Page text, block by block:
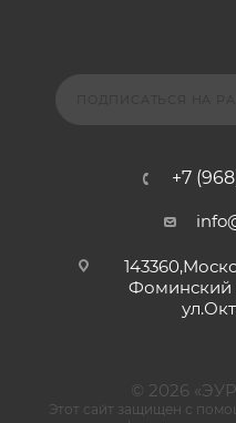
+7
Фоминский
© 2026
Этот сайт защищен с